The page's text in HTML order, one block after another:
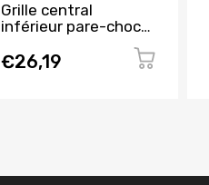
Grille central
inférieur pare-chocs
IBIZA RY de 2012 à
2015, Neuve
€26,19